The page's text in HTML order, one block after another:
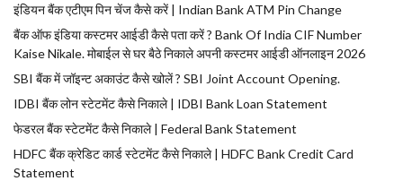
इंडियन बैंक एटीएम पिन चेंज कैसे करें | Indian Bank ATM Pin Change
बैंक ऑफ इंडिया कस्टमर आईडी कैसे पता करें ? Bank Of India CIF Number
Kaise Nikale. मोबाईल से घर बैठे निकाले अपनी कस्टमर आईडी ऑनलाइन 2026
SBI बैंक में जॉइन्ट अकाउंट कैसे खोलें ? SBI Joint Account Opening.
IDBI बैंक लोन स्टेटमेंट कैसे निकाले | IDBI Bank Loan Statement
फेडरल बैंक स्टेटमेंट कैसे निकाले | Federal Bank Statement
HDFC बैंक क्रेडिट कार्ड स्टेटमेंट कैसे निकाले | HDFC Bank Credit Card
Statement